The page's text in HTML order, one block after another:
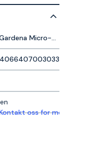
4066407003033
oss for mer informasjon